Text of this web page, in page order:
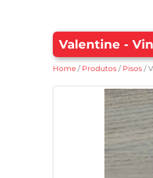
Valentine -
Home / Produtos / Pisos /